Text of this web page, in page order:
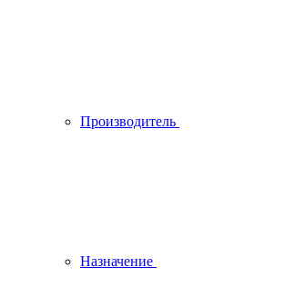
Производитель
Назначение